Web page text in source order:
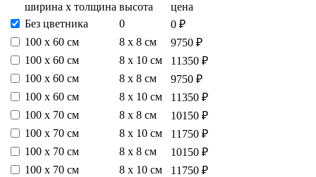
ширина х толщина высота
цена
Без цветника
0
0 ₽
100 х 60 см
8 х 8 см
9750 ₽
100 х 60 см
8 х 10 см
11350 ₽
100 х 60 см
8 х 8 см
9750 ₽
100 х 60 см
8 х 10 см
11350 ₽
100 х 70 см
8 х 8 см
10150 ₽
100 х 70 см
8 х 10 см
11750 ₽
100 х 70 см
8 х 8 см
10150 ₽
100 х 70 см
8 х 10 см
11750 ₽